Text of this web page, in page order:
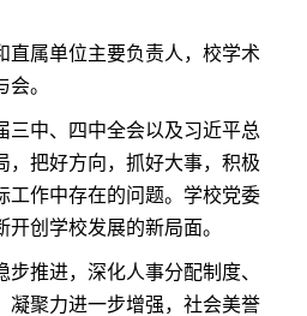
直属单位主要负责人，校学术
。
三中、四中全会以及习近平总
，把好方向，抓好大事，积极
工作中存在的问题。学校党委
创学校发展的新局面。
步推进，深化人事分配制度、
凝聚力进一步增强，社会美誉